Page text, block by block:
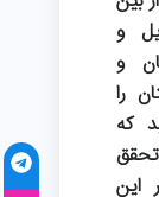
و
و
را
که
این